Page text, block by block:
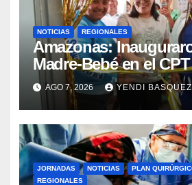
NOTICIAS REGIONALES
​Amazonas:
Madre-Bebé en el
del Aeropuerto
Rincón
AGO 7, 2026 YENDI BASQUEZ
JORNADAS NOTICIAS
PLAN
REGIONALES